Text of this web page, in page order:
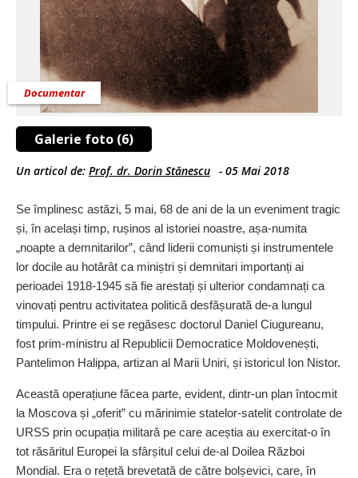
Galerie foto (6)
Documentar
Un articol de: Prof. dr. Dorin Stănescu - 05 Mai 2018
Se împlinesc astăzi, 5 mai, 68 de ani de la un eveniment tragic
și, în același timp, rușinos al istoriei noastre, așa-numita
„noapte a demnitarilor”, când liderii comuniști și instrumentele
lor docile au hotărât ca miniștri și demnitari importanți ai
perioadei 1918-1945 să fie arestați și ulterior condamnați ca
vinovați pentru activitatea politică desfășurată de-a lungul
timpului. Printre ei se regăsesc doctorul Daniel Ciugureanu,
fost prim-ministru al Republicii Democratice Moldovenești,
Pantelimon Halippa, artizan al Marii Uniri, și istoricul Ion Nistor.
Această operațiune făcea parte, evident, dintr-un plan întocmit
la Moscova și „oferit” cu mărinimie statelor-satelit controlate de
URSS prin ocupația militară pe care aceștia au exercitat-o în
tot răsăritul Europei la sfârșitul celui de-al Doilea Război
Mondial. Era o rețetă brevetată de către bolșevici, care, în